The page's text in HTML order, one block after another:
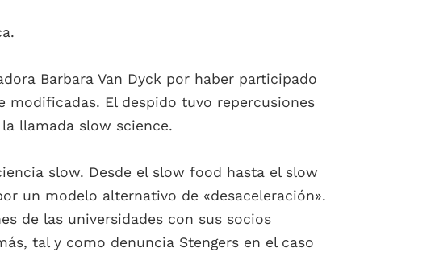
Barbara Van Dyck por haber participado
modificadas. El despido tuvo repercusiones
llamada slow science.
slow. Desde el slow food hasta el slow
un modelo alternativo de «desaceleración».
de las universidades con sus socios
tal y como denuncia Stengers en el caso